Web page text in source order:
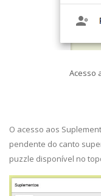
Acesso
O acesso aos
pendente do canto
puzzle disponível no